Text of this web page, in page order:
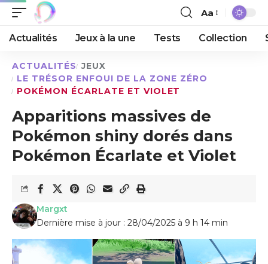
Aa
Actualités Jeux à la une Tests Collection
ACTUALITÉS JEUX
LE TRÉSOR ENFOUI DE LA ZONE ZÉRO
POKÉMON ÉCARLATE ET VIOLET
Apparitions massives de
Pokémon shiny dorés dans
Pokémon Écarlate et Violet
Dernière mise à jour : 28/04/2025 à 9 h 14 min
Margxt